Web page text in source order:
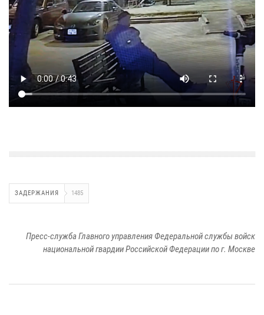
ЗАДЕРЖАНИЯ 1485
Пресс-служба Главного управления Федеральной службы войск
национальной гвардии Российской Федерации по г. Москве